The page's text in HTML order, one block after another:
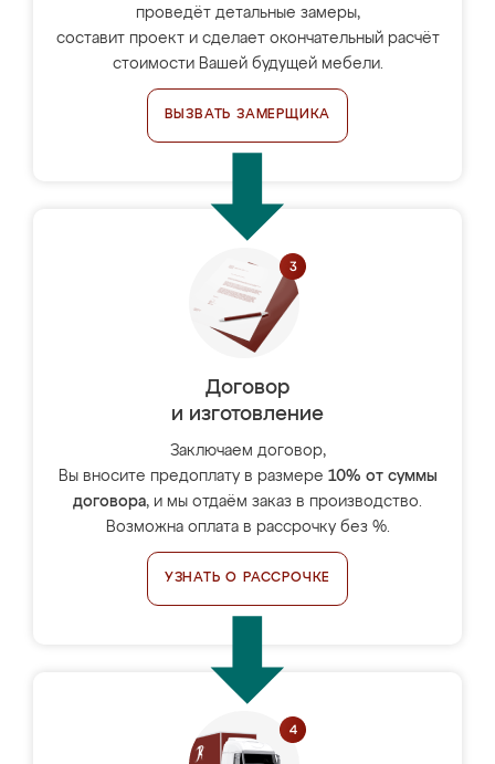
проведёт детальные замеры,
составит проект и сделает окончательный расчёт
стоимости Вашей будущей мебели.
ВЫЗВАТЬ ЗАМЕРЩИКА
Договор
и изготовление
Заключаем договор,
Вы вносите предоплату в размере 10% от суммы
договора, и мы отдаём заказ в производство.
Возможна оплата в рассрочку без %.
УЗНАТЬ О РАССРОЧКЕ